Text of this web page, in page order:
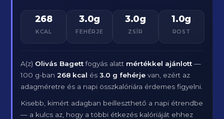
268
KCAL
3.0g
FEHÉRJE
3.0g
ZSÍR
1.0g
ROST
A(z) Olivás Bagettfogyás alatt mértékkel ajánlott —
100 g-ban268 kcal és3.0 g fehérje van, ezért az
adagméretre és a napi összkalóriára érdemes figyelni.
Kisebb, kimért adagban beilleszthető a napi étrendbe
— a kulcs az, hogy a többi étkezés kalóriáját ehhez